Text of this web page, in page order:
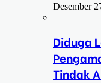
Desember
Diduga
Tindak